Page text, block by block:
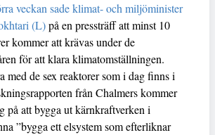
veckan sade klimat- och miljöminister
(L)på en pressträff att minst 10
kommer att krävas under de
för att klara klimatomställningen.
med de sex reaktorer som i dag finns i
från Chalmers kommer
på att bygga ut kärnkraftverken i
”bygga ett elsystem som efterliknar